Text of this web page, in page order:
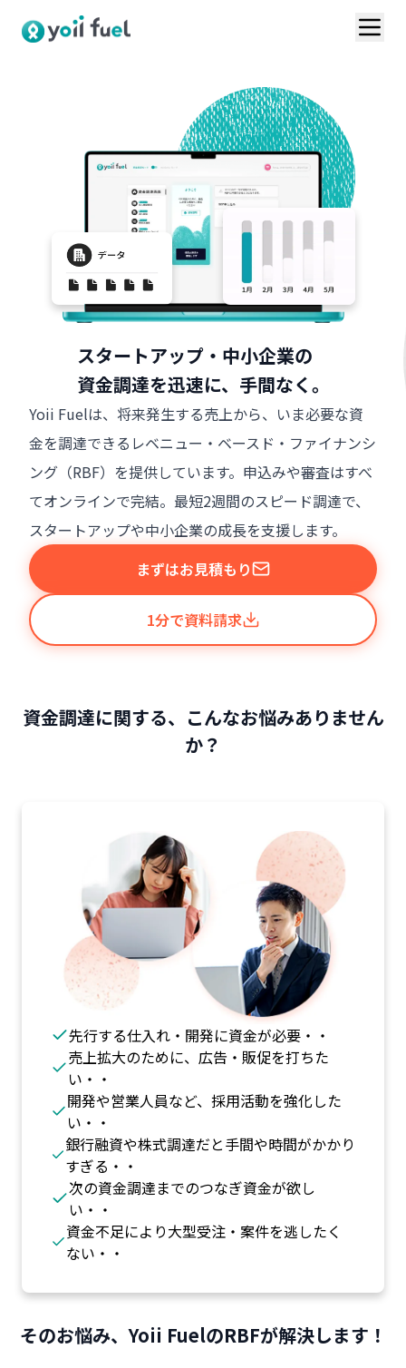
サービスの特長
お問い合わせ
導入事例
VC連携プラン
1分で資料請求
お見積りはこちら
スタートアップ・中小企業の
資金調達を迅速に、手間なく。
Yoii Fuelは、将来発生する売上から、いま必要な資
金を調達できるレベニュー・ベースド・ファイナンシ
ング（RBF）を提供しています。申込みや審査はすべ
てオンラインで完結。最短2週間のスピード調達で、
スタートアップや中小企業の成長を支援します。
まずはお見積もり
1分で資料請求
資金調達に関する、こんなお悩みありません
か？
先行する仕入れ・開発に資金が必要・・
売上拡大のために、広告・販促を打ちた
い・・
開発や営業人員など、採用活動を強化した
い・・
銀行融資や株式調達だと手間や時間がかかり
すぎる・・
次の資金調達までのつなぎ資金が欲し
い・・
資金不足により大型受注・案件を逃したく
ない・・
そのお悩み、Yoii FuelのRBFが解決します！